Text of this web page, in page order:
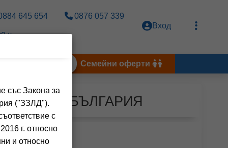
645 654 0876 057 339
ч.
Вход
Семейни оферти
БОРОВЕЦ, БЪЛГАРИЯ
със Закона за
("ЗЗЛД").
с
г. относно
и относно